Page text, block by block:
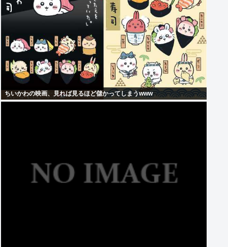
ちいかわの映画、見れば見るほど儲かってしまうwww